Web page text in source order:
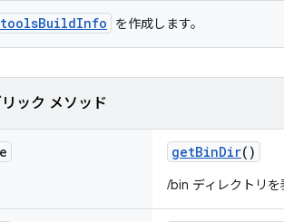
を作成します。
ック メソッド
getBinDir()
/bin ディレクトリを